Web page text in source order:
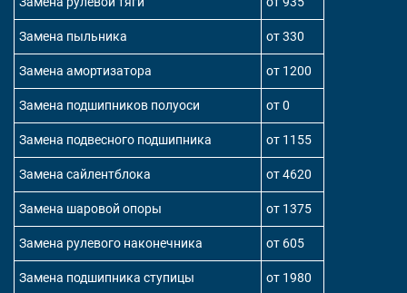
Замена пыльника от 330
Замена амортизатора от 1200
Замена подшипников полуоси от 0
Замена подвесного подшипника от 1155
Замена сайлентблока от 4620
Замена шаровой опоры от 1375
Замена рулевого наконечника от 605
Замена подшипника ступицы от 1980